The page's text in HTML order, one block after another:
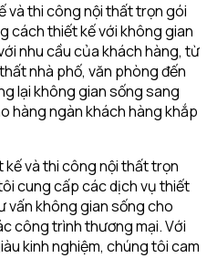
và thi công nội thất trọn gói
cách thiết kế với không gian
nhu cầu của khách hàng, từ
nhà phố, văn phòng đến
lại không gian sống sang
hàng ngàn khách hàng khắp
kế và thi công nội thất trọn
cung cấp các dịch vụ thiết
vấn không gian sống cho
công trình thương mại. Với
kinh nghiệm, chúng tôi cam